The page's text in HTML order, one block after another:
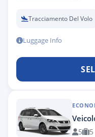
Tracciamento Del Volo
Luggage Info
5 5